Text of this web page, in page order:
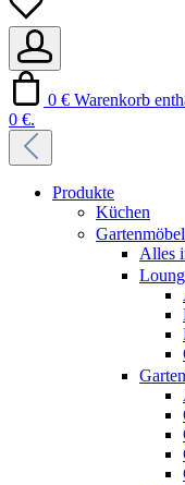
0 € Warenkorb
0 €.
Produkte
Küchen
Gartenmöbel
Alles